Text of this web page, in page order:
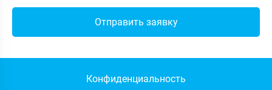
Конфиденциальность